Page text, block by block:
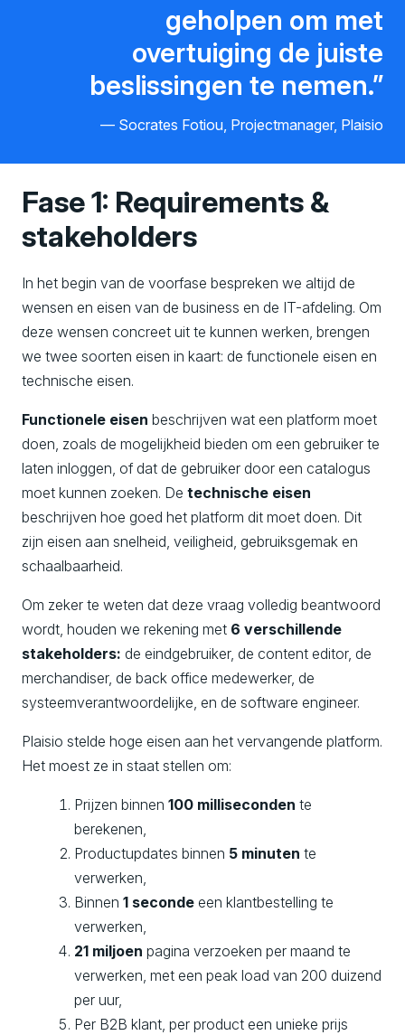
geholpen om met
overtuiging de juiste
beslissingen te nemen.
Socrates Fotiou, Projectmanager, Plaisio
Fase 1: Requirements &
stakeholders
In het begin van de voorfase bespreken we altijd de
wensen en eisen van de business en de IT-afdeling. Om
deze wensen concreet uit te kunnen werken, brengen
we twee soorten eisen in kaart: de functionele eisen en
technische eisen.
Functionele eisen beschrijven wat een platform moet
doen, zoals de mogelijkheid bieden om een gebruiker te
laten inloggen, of dat de gebruiker door een catalogus
moet kunnen zoeken. De technische eisen
beschrijven hoe goed het platform dit moet doen. Dit
zijn eisen aan snelheid, veiligheid, gebruiksgemak en
schaalbaarheid.
Om zeker te weten dat deze vraag volledig beantwoord
wordt, houden we rekening met 6 verschillende
stakeholders: de eindgebruiker, de content editor, de
merchandiser, de back office medewerker, de
systeemverantwoordelijke, en de software engineer.
Plaisio stelde hoge eisen aan het vervangende platform.
Het moest ze in staat stellen om:
Prijzen binnen 100 milliseconden te
berekenen,
Productupdates binnen 5 minuten te
verwerken,
Binnen 1 secondeeen klantbestelling te
verwerken,
21 miljoen pagina verzoeken per maand te
verwerken, met een peak load van 200 duizend
per uur,
Per B2B klant, per product een unieke prijs